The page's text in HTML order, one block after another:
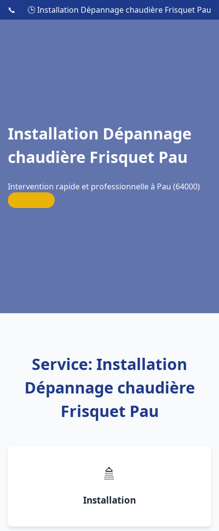
📞 🕒 Installation Dépannage chaudière Frisquet Pau
Installation Dépannage
chaudière Frisquet Pau
Intervention rapide et professionnelle à Pau (64000)
Service: Installation
Dépannage chaudière
Frisquet Pau
🚿
Installation